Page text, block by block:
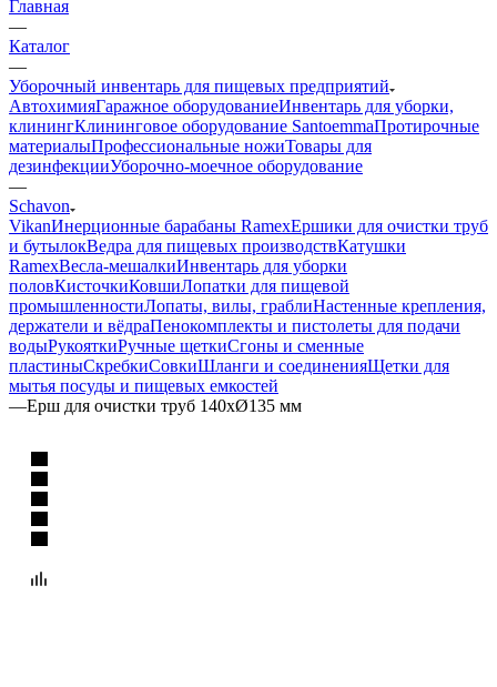
Главная
—
Каталог
—
Уборочный инвентарь для пищевых предприятий
АвтохимияГаражное оборудованиеИнвентарь для уборки,
клинингКлининговое оборудование SantoemmaПротирочные
материалыПрофессиональные ножиТовары для
дезинфекцииУборочно-моечное оборудование
—
Schavon
VikanИнерционные барабаны RamexЕршики для очистки труб
и бутылокВедра для пищевых производствКатушки
RamexВесла-мешалкиИнвентарь для уборки
половКисточкиКовшиЛопатки для пищевой
промышленностиЛопаты, вилы, граблиНастенные крепления,
держатели и вёдраПенокомплекты и пистолеты для подачи
водыРукояткиРучные щеткиСгоны и сменные
пластиныСкребкиСовкиШланги и соединенияЩетки для
мытья посуды и пищевых емкостей
—Ерш для очистки труб 140хØ135 мм